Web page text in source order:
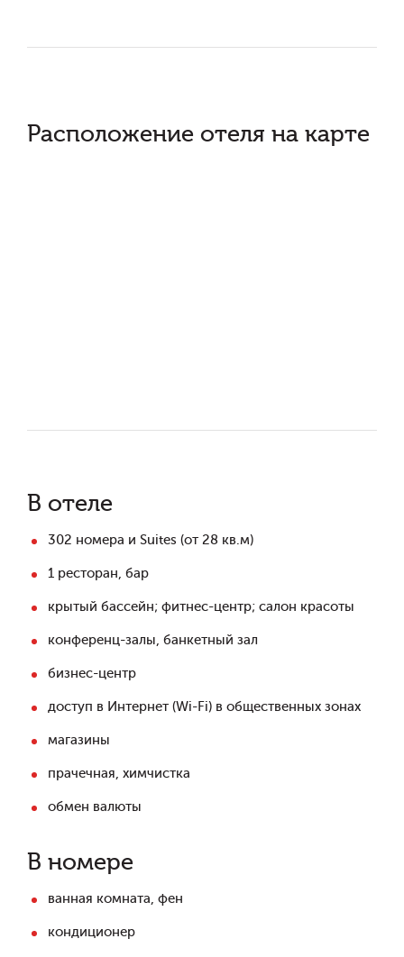
Расположение отеля на карте
В отеле
302 номера и Suites (от 28 кв.м)
1 ресторан, бар
крытый бассейн; фитнес-центр; салон красоты
конференц-залы, банкетный зал
бизнес-центр
доступ в Интернет (Wi-Fi) в общественных зонах
магазины
прачечная, химчистка
обмен валюты
В номере
ванная комната, фен
кондиционер